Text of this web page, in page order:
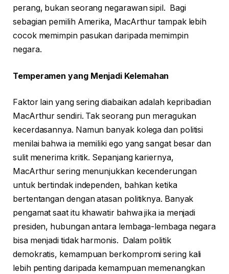
perang, bukan seorang negarawan sipil. Bagi
sebagian pemilih Amerika, MacArthur tampak lebih
cocok memimpin pasukan daripada memimpin
negara.
Temperamen yang Menjadi Kelemahan
Faktor lain yang sering diabaikan adalah kepribadian
MacArthur sendiri. Tak seorang pun meragukan
kecerdasannya. Namun banyak kolega dan politisi
menilai bahwa ia memiliki ego yang sangat besar dan
sulit menerima kritik. Sepanjang kariernya,
MacArthur sering menunjukkan kecenderungan
untuk bertindak independen, bahkan ketika
bertentangan dengan atasan politiknya. Banyak
pengamat saat itu khawatir bahwa jika ia menjadi
presiden, hubungan antara lembaga-lembaga negara
bisa menjadi tidak harmonis. Dalam politik
demokratis, kemampuan berkompromi sering kali
lebih penting daripada kemampuan memenangkan